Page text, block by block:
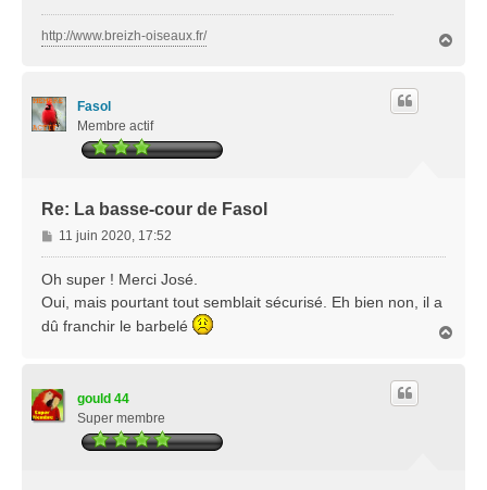
http://www.breizh-oiseaux.fr/
Fasol
Membre actif
Re: La basse-cour de Fasol
M
e
s
a
g
11 juin 2020, 17:52
Oh super ! Merci José.
Oui, mais pourtant tout semblait sécurisé. Eh bien non, il a
dû franchir le barbelé
gould 44
Super membre